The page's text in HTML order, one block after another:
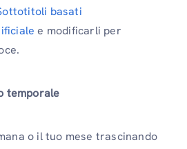
basati
e modificarli per
temporale
o il tuo mese trascinando